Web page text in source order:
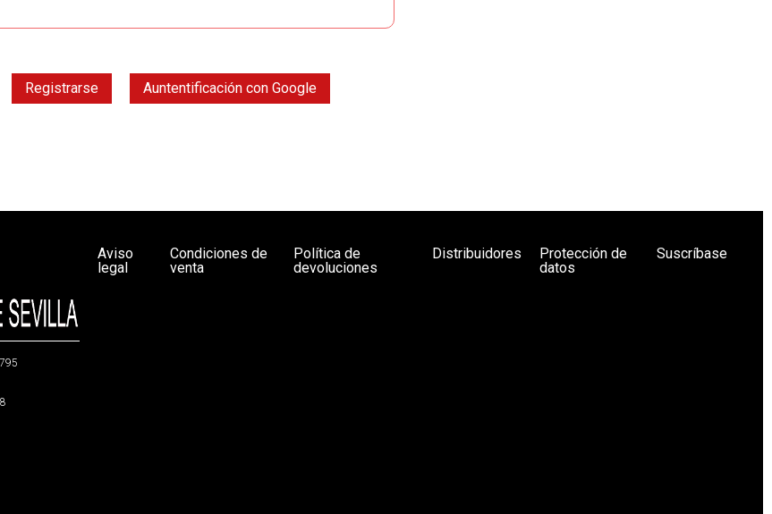
Registrarse Auntentificación con Google
Aviso
legal
Condiciones de
venta
Política de
devoluciones
Distribuidores
Protección de
datos
Suscríbase